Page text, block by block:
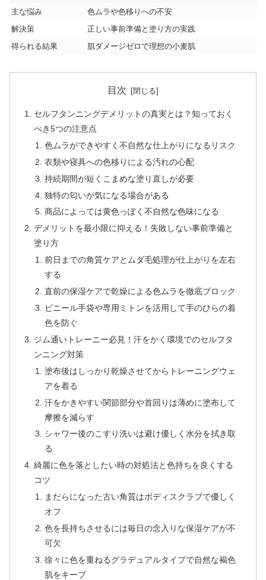
主な悩み
色ムラや色移りへの不安
解決策
正しい事前準備と塗り方の実践
得られる結果
肌ダメージゼロで理想の小麦肌
目次
セルフタンニングデメリットの真実とは？知っておく
べき5つの注意点
色ムラができやすく不自然な仕上がりになるリスク
衣類や寝具への色移りによる汚れの心配
持続期間が短くこまめな塗り直しが必要
独特の匂いが気になる場合がある
商品によっては黄色っぽく不自然な色味になる
デメリットを最小限に抑える！失敗しない事前準備と
塗り方
前日までの角質ケアとムダ毛処理が仕上がりを左右
する
直前の保湿ケアで乾燥による色ムラを徹底ブロック
ビニール手袋や専用ミトンを活用して手のひらの着
色を防ぐ
ジム通いトレーニー必見！汗をかく環境でのセルフタ
ンニング対策
塗布後はしっかり乾燥させてからトレーニングウェ
アを着る
汗をかきやすい関節部分や首回りは薄めに塗布して
摩擦を減らす
シャワー後のこすり洗いは避け優しく水分を拭き取
る
綺麗に色を落としたい時の対処法と色持ちを良くする
コツ
まだらになった古い角質はボディスクラブで優しく
オフ
色を長持ちさせるには毎日の念入りな保湿ケアが不
可欠
徐々に色を重ねるグラデュアルタイプで自然な褐色
肌をキープ